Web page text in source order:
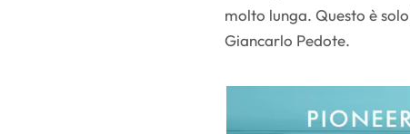
molto lunga. Questo è
Giancarlo Pedote.